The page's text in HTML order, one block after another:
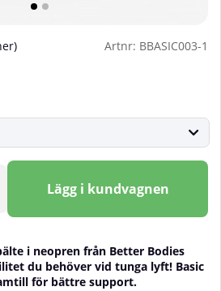
1
) Artnr: BBASIC003-1
Lägg i kundvagnen
i neopren från Better Bodies
du behöver vid tunga lyft! Basic
för bättre support.